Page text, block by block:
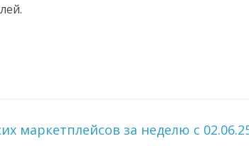
маркетплейсов за неделю с